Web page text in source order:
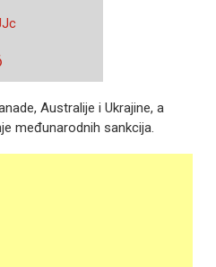
Australije i Ukrajine, a
međunarodnih sankcija.